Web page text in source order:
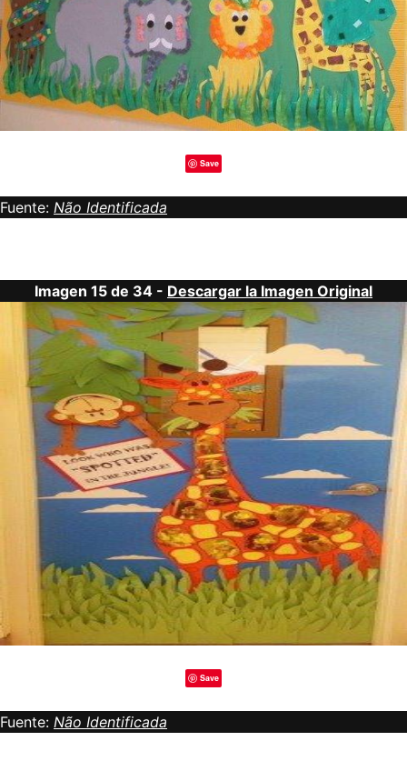
Save
Fuente: Não Identificada
Imagen 15 de 34 - Descargar la Imagen Original
Save
Fuente: Não Identificada